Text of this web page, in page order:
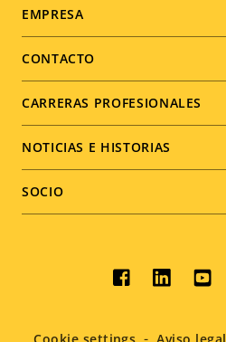
Footer
menu
EMPRESA
CONTACTO
CARRERAS PROFESIONALES
NOTICIAS E HISTORIAS
SOCIO
Social
menu